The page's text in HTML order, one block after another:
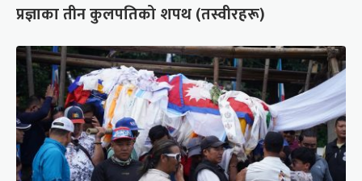
प्रज्ञाका तीन कुलपतिको शपथ (तस्वीरहरू)